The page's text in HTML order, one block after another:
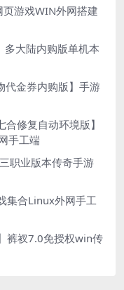
游戏WIN外网搭建
大陆内购版单机本
代金券内购版】手游
修复自动环境版】
手工端
职业版本传奇手游
集合Linux外网手工
裤衩7.0免授权win传